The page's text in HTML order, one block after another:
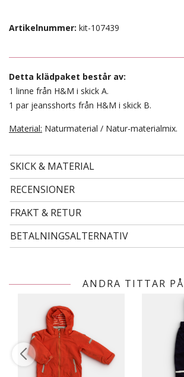
Artikelnummer: kit-107439
Detta klädpaket består av:
1 linne från H&M i skick A.
1 par jeansshorts från H&M i skick B.
Material: Naturmaterial / Natur-materialmix.
SKICK & MATERIAL
RECENSIONER
FRAKT & RETUR
BETALNINGSALTERNATIV
ANDRA TITTAR PÅ